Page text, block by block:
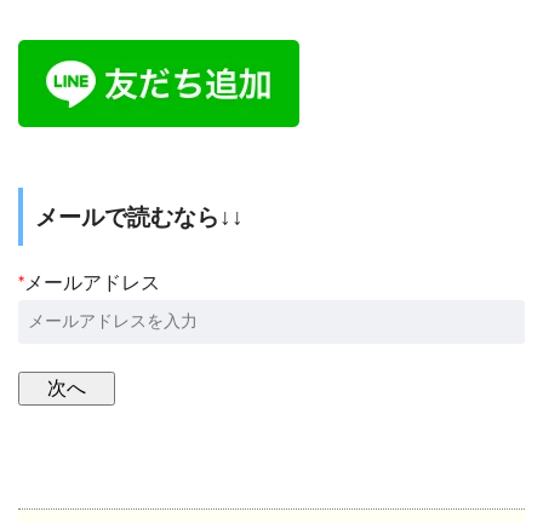
メールで読むなら↓↓
* メールアドレス